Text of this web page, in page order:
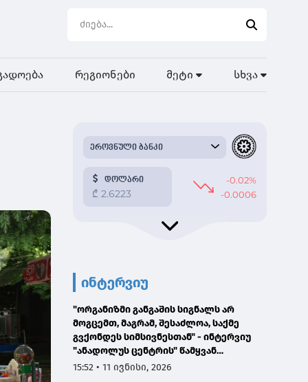
რეგიონები მეტი სხვა
ინტერვიუ
"ორგანიზმი განგაშის სიგნალს არ
მოგცემთ, მაგრამ, შესაძლოა, საქმე
გვქონდეს სიმსივნესთან" - ინტერვიუ
"ანადოლუს ცენტრის" წამყვან
ონკოლოგთან
15:52 • 11 ივნისი, 2026